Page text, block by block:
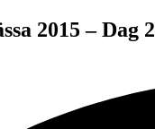
2015 – Dag 2